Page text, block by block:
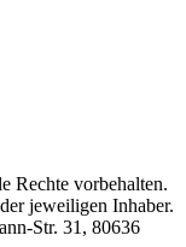
Rechte vorbehalten.
jeweiligen Inhaber.
Str. 31, 80636